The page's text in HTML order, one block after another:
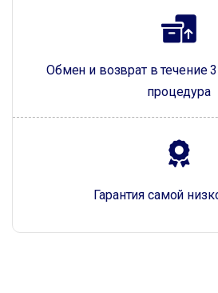
Обмен и возврат в течение
процедура
Гарантия самой